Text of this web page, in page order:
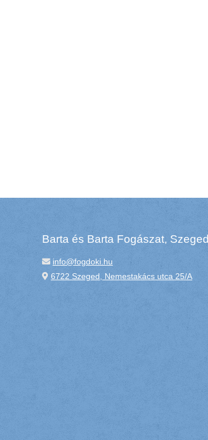
Barta és Barta Fogászat, Szeged
info@fogdoki.hu
6722 Szeged, Nemestakács utca 25/A